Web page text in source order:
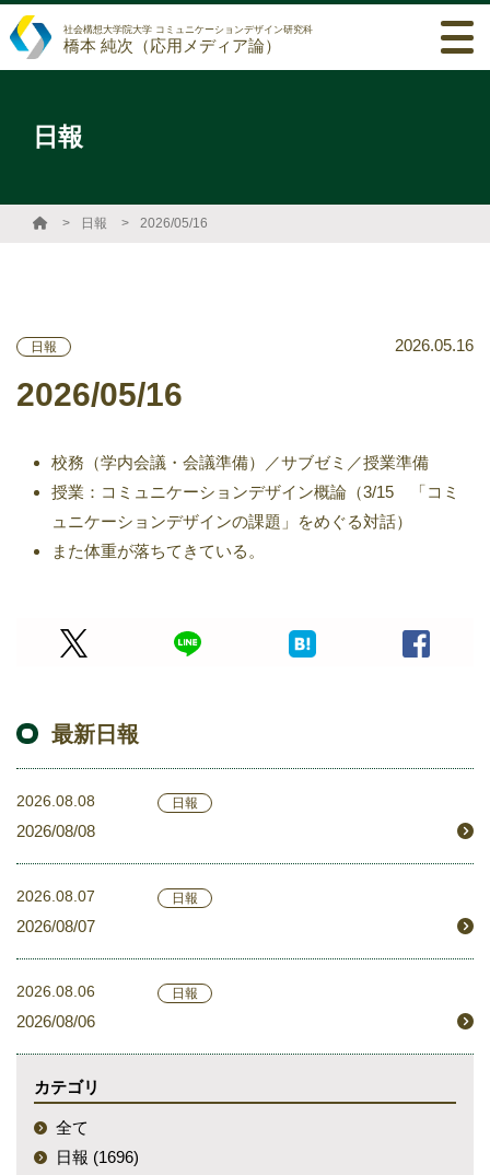
社会構想大学院大学 コミュニケーションデザイン研究科
橋本 純次（応用メディア論）
日報
日報 2026/05/16
日報 2026.05.16
2026/05/16
校務（学内会議・会議準備）／サブゼミ／授業準備
授業：コミュニケーションデザイン概論（3/15 「コミ
ュニケーションデザインの課題」をめぐる対話）
また体重が落ちてきている。
最新日報
2026.08.08 日報
2026/08/08
2026.08.07 日報
2026/08/07
2026.08.06 日報
2026/08/06
カテゴリ
全て
日報 (1696)